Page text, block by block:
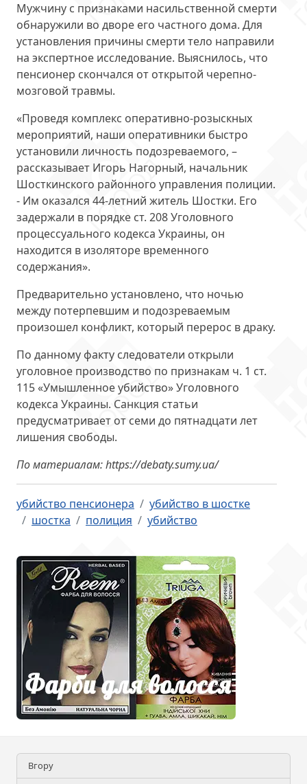
Мужчину с признаками насильственной смерти
обнаружили во дворе его частного дома. Для
установления причины смерти тело направили
на экспертное исследование. Выяснилось, что
пенсионер скончался от открытой черепно-
мозговой травмы.
«Проведя комплекс оперативно-розыскных
мероприятий, наши оперативники быстро
установили личность подозреваемого, –
рассказывает Игорь Нагорный, начальник
Шосткинского районного управления полиции.
- Им оказался 44-летний житель Шостки. Его
задержали в порядке ст. 208 Уголовного
процессуального кодекса Украины, он
находится в изоляторе временного
содержания».
Предварительно установлено, что ночью
между потерпевшим и подозреваемым
произошел конфликт, который перерос в драку.
По данному факту следователи открыли
уголовное производство по признакам ч. 1 ст.
115 «Умышленное убийство» Уголовного
кодекса Украины. Санкция статьи
предусматривает от семи до пятнадцати лет
лишения свободы.
По материалам: https://debaty.sumy.ua/
убийство пенсионера
убийство в шостке
шостка
полиция убийство
Вгору